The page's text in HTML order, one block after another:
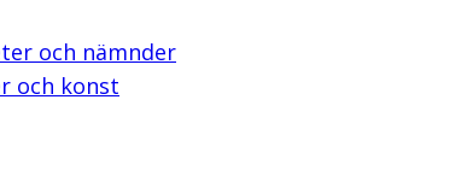
och nämnder
och konst